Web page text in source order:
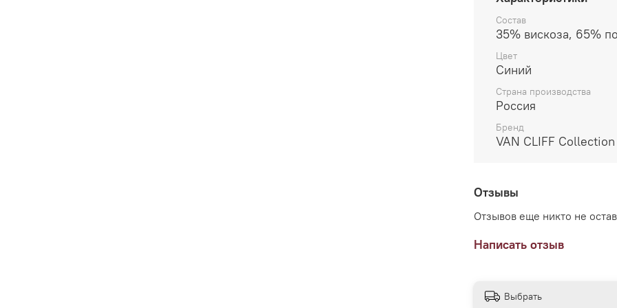
Пиджак станет
стиль даже в
Состав
35% вискоза, 65%
Цвет
Синий
Страна производства
Россия
Бренд
VAN CLIFF Collection
Отзывы
Отзывов еще никто не
Написать отзыв
Выбрать